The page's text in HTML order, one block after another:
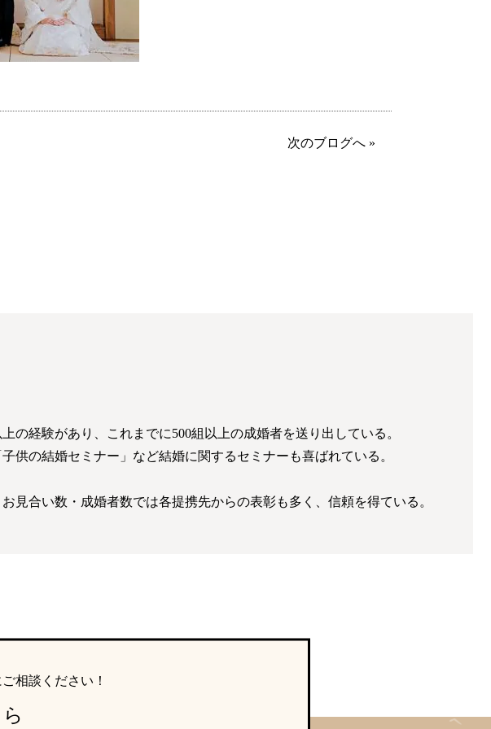
次のブログへ »
の経験があり、これまでに500組以上の成婚者を送り出している。
供の結婚セミナー」など結婚に関するセミナーも喜ばれている。
見合い数・成婚者数では各提携先からの表彰も多く、信頼を得ている。
相談ください！